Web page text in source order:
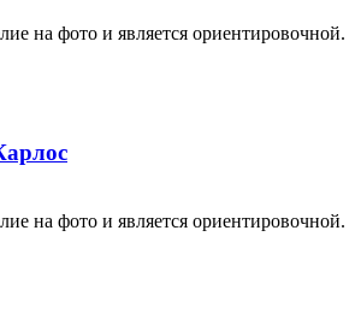
на фото и является ориентировочной.
на фото и является ориентировочной.